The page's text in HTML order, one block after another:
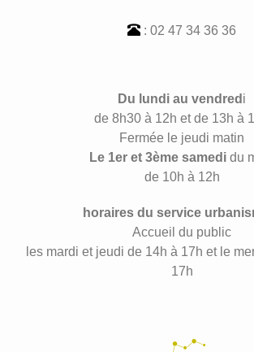
: 02 47 34 36 36
Du lundi au vendred i
de 8h30 à 12h et de 13h à
Fermée le jeudi matin
Le 1er et 3ème samedidu
de 10h à 12h
horaires du service
Accueil du public
les mardi et jeudi de 14h à 17h et le
17h